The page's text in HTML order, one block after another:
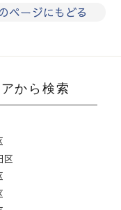
ページにもどる
から検索
区